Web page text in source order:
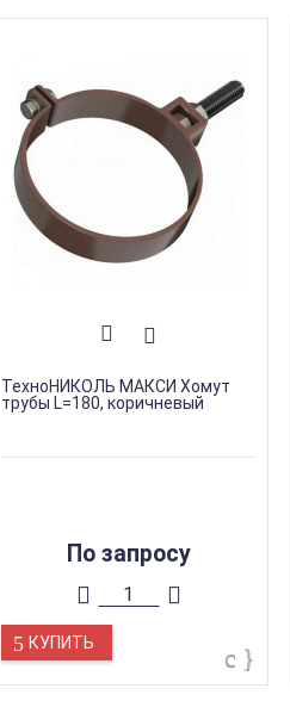
ТехноНИКОЛЬ МАКСИ Хомут
трубы L=180, коричневый
По запросу
КУПИТЬ